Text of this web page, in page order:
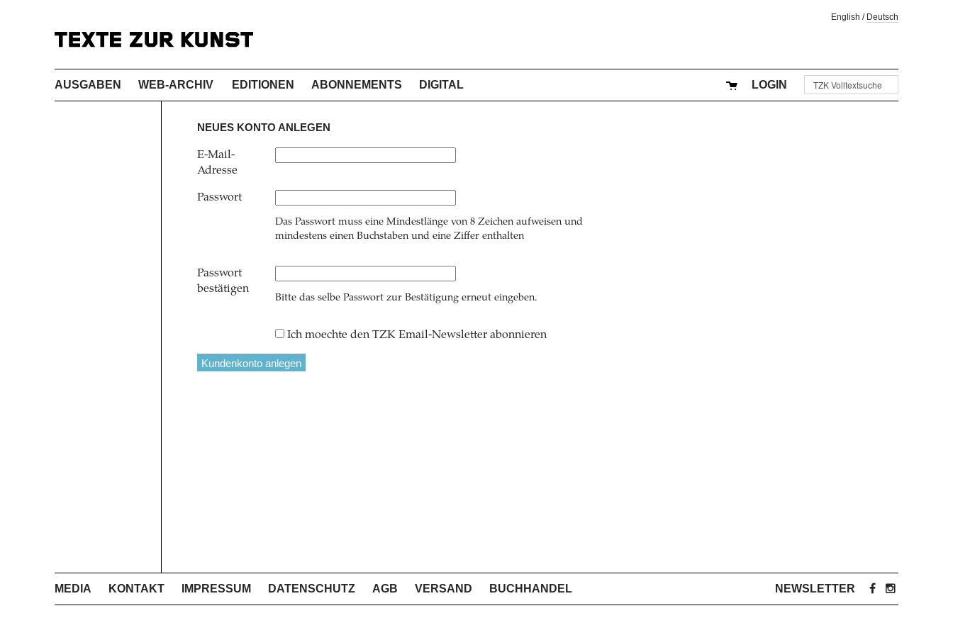
English / Deutsch
AUSGABEN WEB-ARCHIV EDITIONEN ABONNEMENTS DIGITAL LOGIN
NEUES KONTO ANLEGEN
E-Mail-
Adresse
Passwort
Das Passwort muss eine Mindestlänge von 8 Zeichen aufweisen und
mindestens einen Buchstaben und eine Ziffer enthalten
Passwort
bestätigen
Bitte das selbe Passwort zur Bestätigung erneut eingeben.
Ich moechte den TZK Email-Newsletter abonnieren
MEDIA KONTAKT IMPRESSUM DATENSCHUTZ AGB VERSAND BUCHHANDEL NEWSLETTER